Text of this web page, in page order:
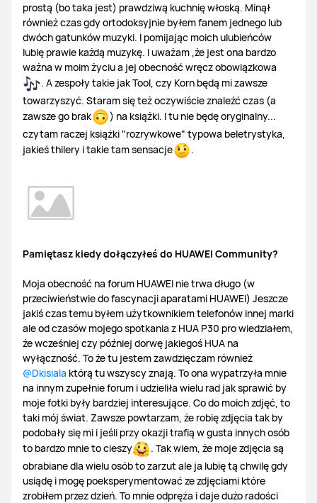
prostą (bo taka jest) prawdziwą kuchnię włoską. Minął
również czas gdy ortodoksyjnie byłem fanem jednego lub
dwóch gatunków muzyki. I pomijając moich ulubieńców
lubię prawie każdą muzykę. I uważam ,że jest ona bardzo
ważna w moim życiu a jej obecność wręcz obowiązkowa
. A zespoły takie jak Tool, czy Korn będą mi zawsze
towarzyszyć. Staram się też oczywiście znaleźć czas (a
zawsze go brak
) na książki. I tu nie będę oryginalny...
czytam raczej książki "rozrywkowe" typowa beletrystyka,
jakieś thilery i takie tam sensacje
.
Pamiętasz kiedy dołączyłeś do HUAWEI Community?​
Moja obecność na forum HUAWEI nie trwa długo (w
przeciwieństwie do fascynacji aparatami HUAWEI) Jeszcze
jakiś czas temu byłem użytkownikiem telefonów innej marki
ale od czasów mojego spotkania z HUA P30 pro wiedziałem,
że wcześniej czy później dorwę jakiegoś HUA na
wyłączność. To że tu jestem zawdzięczam również
@Dkisiala którą tu wszyscy znają. To ona wypatrzyła mnie
na innym zupełnie forum i udzieliła wielu rad jak sprawić by
moje fotki były bardziej interesujące. Co do moich zdjęć, to
taki mój świat. Zawsze powtarzam, że robię zdjęcia tak by
podobały się mi i jeśli przy okazji trafią w gusta innych osób
to bardzo mnie to cieszy
. Tak wiem, że moje zdjęcia są
obrabiane dla wielu osób to zarzut ale ja lubię tą chwilę gdy
usiądę i mogę poeksperymentować ze zdjęciami które
zrobiłem przez dzień. To mnie odpręża i daje dużo radości